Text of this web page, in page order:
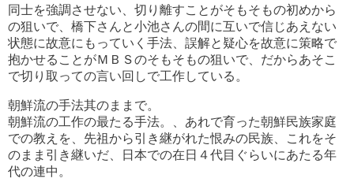
同士を強調させない、切り離すことがそもそもの初めから
の狙いで、橋下さんと小池さんの間に互いで信じあえない
状態に故意にもっていく手法、誤解と疑心を故意に策略で
抱かせることがＭＢＳのそもそもの狙いで、だからあそこ
で切り取っての言い回しで工作している。
朝鮮流の手法其のままで。
朝鮮流の工作の最たる手法。、あれで育った朝鮮民族家庭
での教えを、先祖から引き継がれた恨みの民族、これをそ
のまま引き継いだ、日本での在日４代目ぐらいにあたる年
代の連中。